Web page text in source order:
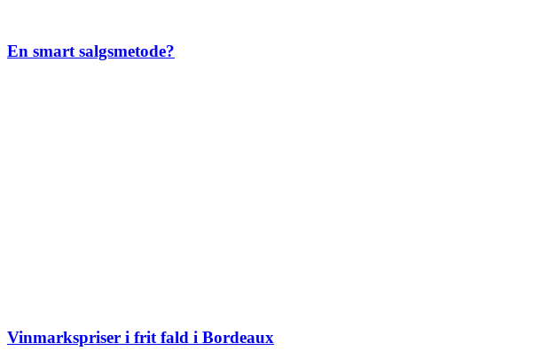
En smart salgsmetode?
Vinmarkspriser i frit fald i Bordeaux